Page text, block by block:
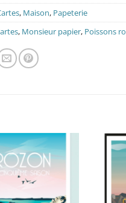
, Maison, Papeterie
, Monsieur papier, Poissons